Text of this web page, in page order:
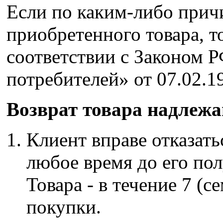
Если по каким-либо
приобретенного товара,
соответствии с Законом
потребителей» от
Возврат товара
Клиент вправе
любое время до его
Товара - в течение 7
покупки.